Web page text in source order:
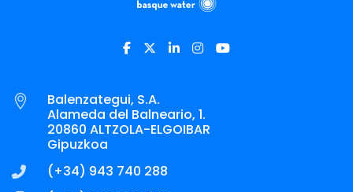
Balenzategui, S.A.
Alameda del Balneario, 1.
20860 ALTZOLA-ELGOIBAR
Gipuzkoa
(+34) 943 740 288